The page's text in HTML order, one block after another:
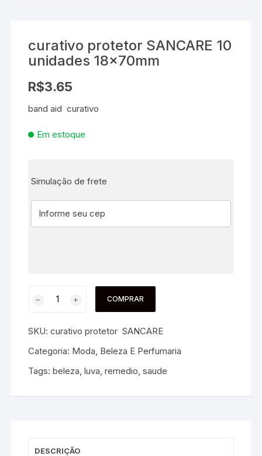
curativo protetor SANCARE 10
unidades 18x70mm
R$3.65
band aid curativo
Em estoque
Simulação de frete
COMPRAR
SKU:curativo protetor SANCARE
Categoria: Moda, Beleza E Perfumaria
Tags:beleza ,luva ,remedio ,saude
DESCRIÇÃO